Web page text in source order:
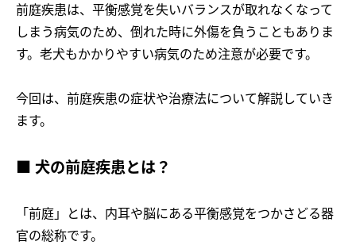
前庭疾患は、平衡感覚を失いバランスが取れなくなって
しまう病気のため、倒れた時に外傷を負うこともありま
す。老犬もかかりやすい病気のため注意が必要です。
今回は、前庭疾患の症状や治療法について解説していき
ます。
■ 犬の前庭疾患とは？
「前庭」とは、内耳や脳にある平衡感覚をつかさどる器
官の総称です。